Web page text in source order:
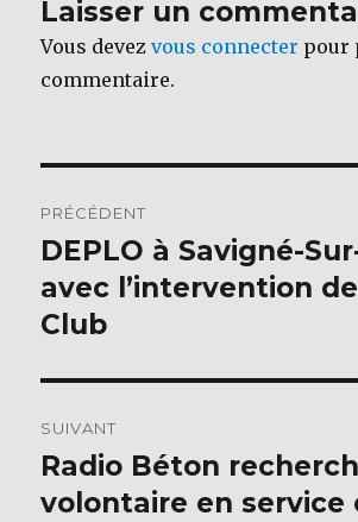
Laisser un
Vous devezvous connecter pour
commentaire.
de
l’article
PRÉCÉDENT
Publication
précédente :
DEPLO à Savigné-
avec l’intervention
Club
SUIVANT
Publication
suivante :
Radio Béton
volontaire en service